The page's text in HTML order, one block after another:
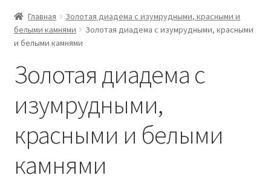
Главная
Золотая диадема с изумрудными, красными и
белыми камнями
Золотая диадема с изумрудными, красными
и белыми камнями
Золотая диадема с
изумрудными,
красными и белыми
камнями